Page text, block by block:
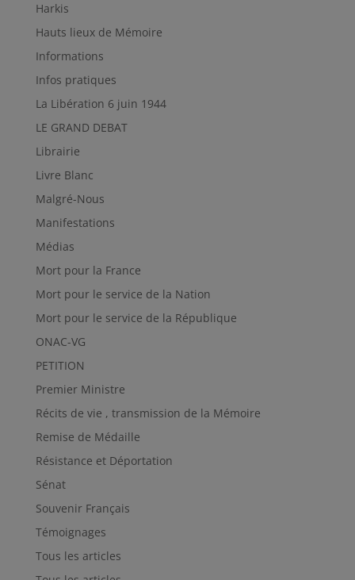
Harkis
Hauts lieux de Mémoire
Informations
Infos pratiques
La Libération 6 juin 1944
LE GRAND DEBAT
Librairie
Livre Blanc
Malgré-Nous
Manifestations
Médias
Mort pour la France
Mort pour le service de la Nation
Mort pour le service de la République
ONAC-VG
PETITION
Premier Ministre
Récits de vie , transmission de la Mémoire
Remise de Médaille
Résistance et Déportation
Sénat
Souvenir Français
Témoignages
Tous les articles